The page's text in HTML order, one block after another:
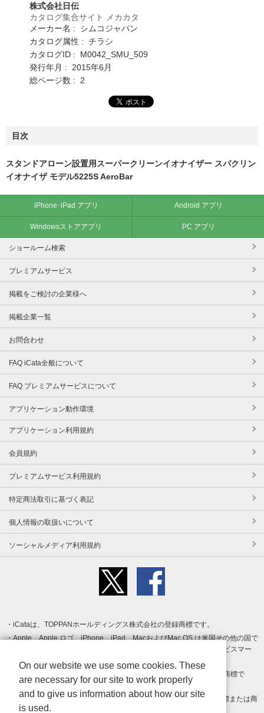
株式会社日伝
カタログ集合サイト メカカタ
メーカー名 : シムコジャパン
カタログ属性 : チラシ
カタログID : M0042_SMU_509
発行年月 : 2015年6月
総ページ数 : 2
目次
スタンドアローン設置用スーパークリーンイオナイザー スパクリン
イオナイザ モデル5225S AeroBar
iPhone･iPad アプリ Android アプリ
Windowsストアアプリ PC アプリ
ショールーム検索
プレミアムサービス
掲載をご検討の企業様へ
掲載企業一覧
お問合わせ
FAQ iCata全般について
FAQ プレミアムサービスについて
アプリケーション動作環境
アプリケーション利用規約
会員規約
プレミアムサービス利用規約
特定商法取引に基づく表記
個人情報の取扱いについて
ソーシャルメディア利用規約
iCataは、TOPPANホールディングス株式会社の登録商標です。
Apple、Apple ロゴ、iPhone、iPad、MacおよびMac OS は米国その他の国で
登録された Apple Inc. の商標です。App Store は Apple Inc. のサービスマー
クです。
Android、Google Play および Google Play ロゴ は Google LLC の商標で
す。
Windows は Microsoft Inc.の米国およびその他の国における登録商標または商
標です。
On our website we use some cookies. These
are necessary for our site to work properly
and to give us information about how our site
is used.